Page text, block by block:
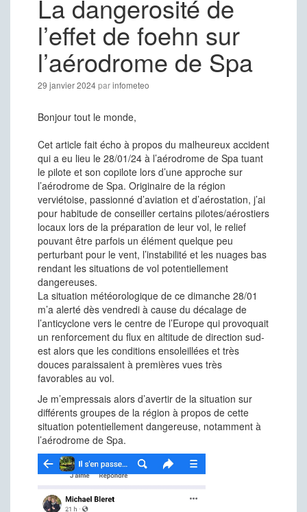
La dangerosité de
l’effet de foehn sur
l’aérodrome de Spa
29 janvier 2024parinfometeo
Bonjour tout le monde,
Cet article fait écho à propos du malheureux accident
qui a eu lieu le 28/01/24 à l’aérodrome de Spa tuant
le pilote et son copilote lors d’une approche sur
l’aérodrome de Spa. Originaire de la région
verviétoise, passionné d’aviation et d’aérostation, j’ai
pour habitude de conseiller certains pilotes/aérostiers
locaux lors de la préparation de leur vol, le relief
pouvant être parfois un élément quelque peu
perturbant pour le vent, l’instabilité et les nuages bas
rendant les situations de vol potentiellement
dangereuses.
La situation météorologique de ce dimanche 28/01
m’a alerté dès vendredi à cause du décalage de
l’anticyclone vers le centre de l’Europe qui provoquait
un renforcement du flux en altitude de direction sud-
est alors que les conditions ensoleillées et très
douces paraissaient à premières vues très
favorables au vol.
Je m’empressais alors d’avertir de la situation sur
différents groupes de la région à propos de cette
situation potentiellement dangereuse, notamment à
l’aérodrome de Spa.